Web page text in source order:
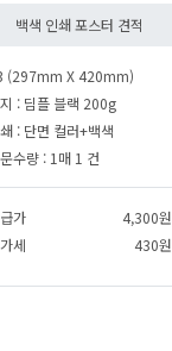
㎜ 세로
㎜ 세로
백색 인쇄 포스터 견적
(297mm X 420mm)
: 딤플 블랙 200g
: 단면 컬러+백색
수량 : 1매 1 건
가 4,300원
세
430원